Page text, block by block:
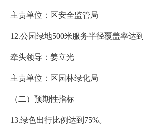
主责单位：区安全监管局
12.公园绿地500米服务半径覆盖率达到
牵头领导：姜立光
主责单位：区园林绿化局
（二）预期性指标
13.绿色出行比例达到75%。